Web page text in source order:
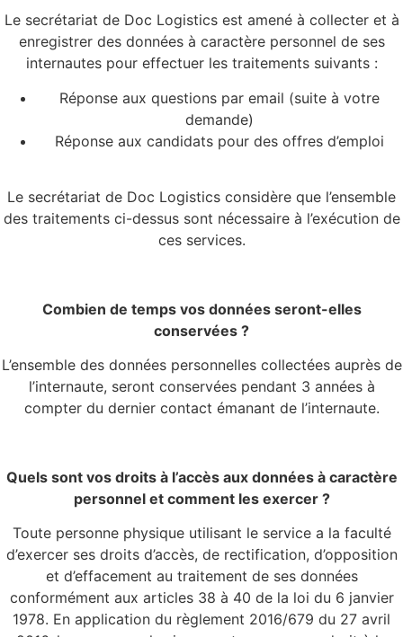
Le secrétariat de Doc Logistics est amené à collecter et à
enregistrer des données à caractère personnel de ses
internautes pour effectuer les traitements suivants :
Réponse aux questions par email (suite à votre
demande)
Réponse aux candidats pour des offres d’emploi
Le secrétariat de Doc Logistics considère que l’ensemble
des traitements ci-dessus sont nécessaire à l’exécution de
ces services.
Combien de temps vos données seront-elles
conservées ?
L’ensemble des données personnelles collectées auprès de
l’internaute, seront conservées pendant 3 années à
compter du dernier contact émanant de l’internaute.
Quels sont vos droits à l’accès aux données à caractère
personnel et comment les exercer ?
Toute personne physique utilisant le service a la faculté
d’exercer ses droits d’accès, de rectification, d’opposition
et d’effacement au traitement de ses données
conformément aux articles 38 à 40 de la loi du 6 janvier
1978. En application du règlement 2016/679 du 27 avril